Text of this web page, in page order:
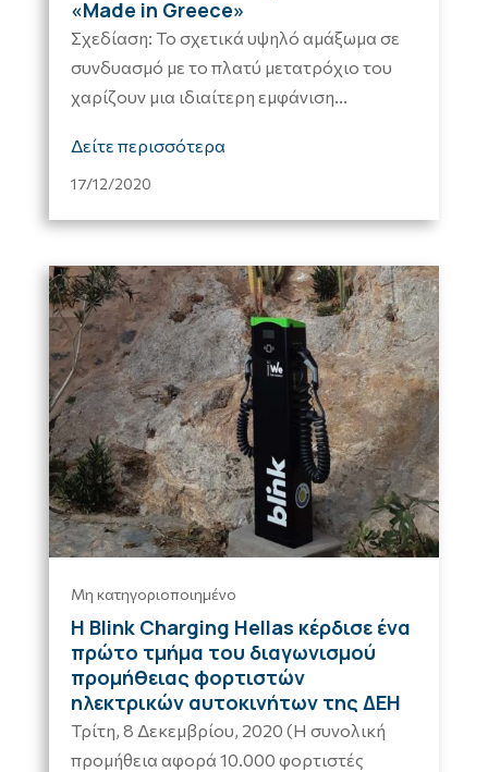
«Made in Greece»
17/12/2020
Σχεδίαση: Το σχετικά υψηλό αμάξωμα σε
συνδυασμό με το πλατύ μετατρόχιο του
χαρίζουν μια ιδιαίτερη εμφάνιση...
Δείτε περισσότερα
Η Blink Charging Hellas κέρδισε ένα
πρώτο τμήμα του διαγωνισμού
προμήθειας φορτιστών
ηλεκτρικών αυτοκινήτων της ΔΕΗ
Μη κατηγοριοποιημένο
Τρίτη, 8 Δεκεμβρίου, 2020 (Η συνολική
προμήθεια αφορά 10.000 φορτιστές